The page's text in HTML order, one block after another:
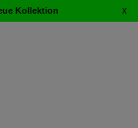
Kollektion x